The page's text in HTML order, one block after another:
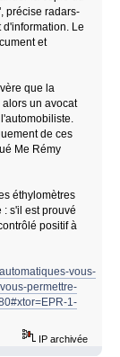
précise radars-
Le
et
que la
un avocat
de ces
Me Rémy
éthylomètres
s'il est prouvé
positif à
vous-
permettre-
1-
IP archivée